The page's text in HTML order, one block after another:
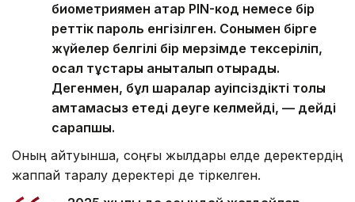
биометриямен қатар PIN-код немесе бір
реттік пароль енгізілген. Сонымен бірге
жүйелер белгілі бір мерзімде тексеріліп,
осал тұстары анықталып отырады.
Дегенмен, бұл шаралар қауіпсіздікті толық
қамтамасыз етеді деуге келмейді, — дейді
сарапшы.
Оның айтуынша, соңғы жылдары елде деректердің
жаппай таралу деректері де тіркелген.